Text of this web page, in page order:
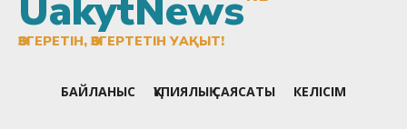
UakytNews
ӨЗГЕРЕТІН, ӨЗГЕРТЕТІН УАҚЫТ!
БАЙЛАНЫС ҚҰПИЯЛЫҚ САЯСАТЫ КЕЛІСІМ